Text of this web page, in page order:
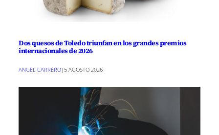
Dos quesos de Toledo triunfan en los grandes premios
internacionales de 2026
ANGEL CARRERO| 5 AGOSTO 2026